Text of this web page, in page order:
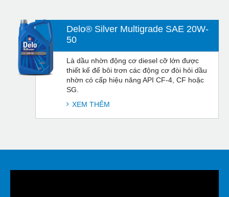
Delo® Silver Multigrade SAE 20W-
50
Là dầu nhờn động cơ diesel cỡ lớn được
thiết kế để bôi trơn các động cơ đòi hỏi dầu
nhờn có cấp hiệu năng API CF-4, CF hoặc
SG.
XEM THÊM